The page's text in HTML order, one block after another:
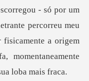
etrante percorreu meu
fisicamente a origem